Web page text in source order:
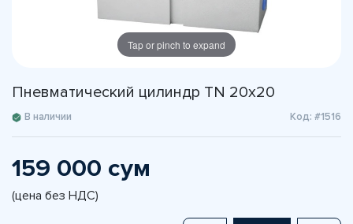
Tap or pinch to expand
Пневматический цилиндр TN 20x20
В наличии Код: #1516
159 000 сум
(цена без НДС)